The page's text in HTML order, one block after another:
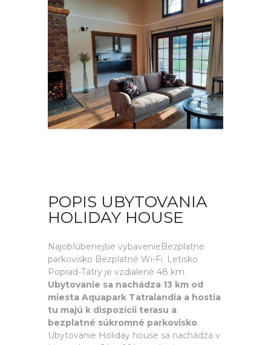
POPIS UBYTOVANIA
HOLIDAY HOUSE
Najobľúbenejšie vybavenieBezplatné
parkovisko Bezplatné Wi-Fi. Letisko
Poprad-Tatry je vzdialené 48 km.
Ubytovanie sa nachádza 13 km od
miesta Aquapark Tatralandia a hostia
tu majú k dispozícii terasu a
bezplatné súkromné parkovisko.
Ubytovanie Holiday house sa nachádza v